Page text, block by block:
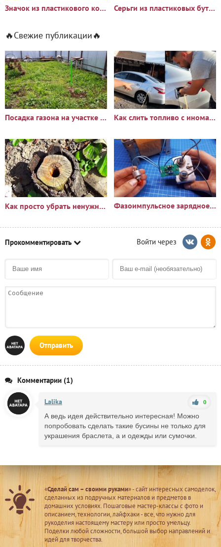
Значок из пластикового контейнера Серьги из пластиковых бутылок
🔥Свежие публикации🔥
Посадка газона на участке с сорняками: опыт и результаты Как слить топливо с иномарки через горловину бака
Как просто убрать ненужный пень?🪵 Фазоимпульсное зарядное устройство своими руками
Прокомментировать
Отправить
Комментарии (1)
Lalika 0
А ведь идея действительно интересная! Можно
попробовать сделать такие бусины не только для
украшения браслета, а и одежды или сумочки.
«Сделай сам – своими руками» - сайт интересных самоделок,
сделанных из подручных материалов и предметов в
домашних условиях. Пошаговые мастер-классы с фото и
описанием, технологии, лайфхаки - все, что нужно для
рукоделия настоящему мастеру или просто умельцу.
Поделки любой сложности, большой выбор направлений и
идей для творчества.